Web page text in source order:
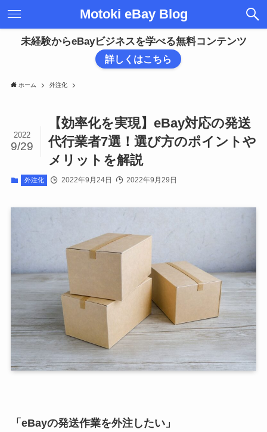
Motoki eBay Blog
未経験からeBayビジネスを学べる無料コンテンツ
詳しくはこちら
ホーム 外注化
【効率化を実現】eBay対応の発送
代行業者7選！選び方のポイントや
メリットを解説
2022
9/29
外注化 2022年9月24日 2022年9月29日
「eBayの発送作業を外注したい」